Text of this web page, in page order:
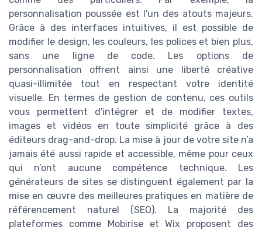
personnalisation poussée est l'un des atouts majeurs.
Grâce à des interfaces intuitives, il est possible de
modifier le design, les couleurs, les polices et bien plus,
sans une ligne de code. Les options de
personnalisation offrent ainsi une liberté créative
quasi-illimitée tout en respectant votre identité
visuelle. En termes de gestion de contenu, ces outils
vous permettent d'intégrer et de modifier textes,
images et vidéos en toute simplicité grâce à des
éditeurs drag-and-drop. La mise à jour de votre site n’a
jamais été aussi rapide et accessible, même pour ceux
qui n’ont aucune compétence technique. Les
générateurs de sites se distinguent également par la
mise en œuvre des meilleures pratiques en matière de
référencement naturel (SEO). La majorité des
plateformes comme Mobirise et Wix proposent des